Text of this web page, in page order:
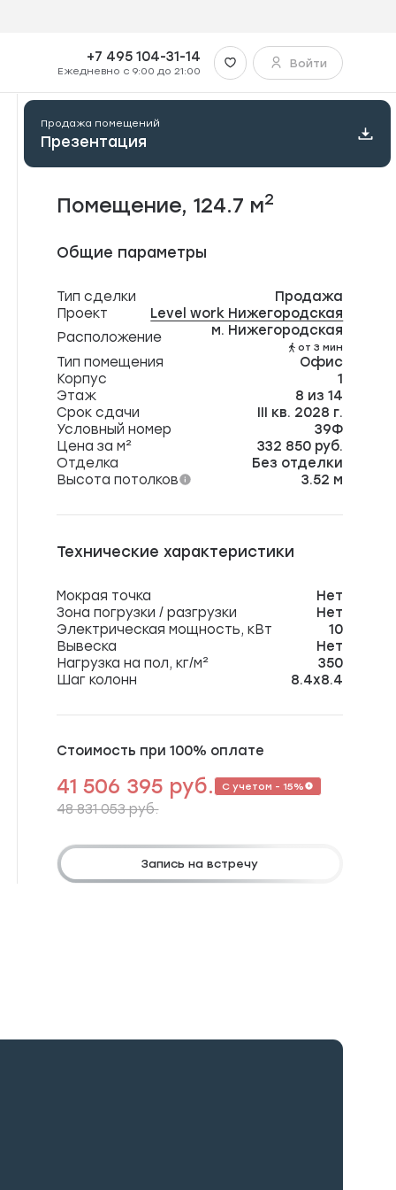
+7 495 104-31-14
Ежедневно с 9:00 до 21:00
Войти
Отправить в Telegram
Отправить в WhatsApp
Отправить на почту
Копировать ссылку
Запись на встречу
Продажа помещений
Презентация
Помещение, 124.7 м2
Общие параметры
Тип сделки
Продажа
Проект
Level work Нижегородская
Расположение
м. Нижегородская
от 3 мин
Тип помещения
Офис
Корпус
1
Этаж
8 из 14
Срок сдачи
III кв. 2028 г.
Условный номер
39Ф
Цена за м²
332 850 руб.
Отделка
Без отделки
Высота потолков
3.52 м
Технические характеристики
Мокрая точка
Нет
Зона погрузки / разгрузки
Нет
Электрическая мощность, кВт
10
Вывеска
Нет
Нагрузка на пол, кг/м²
350
Шаг колонн
8.4х8.4
Стоимость при 100% оплате
41 506 395 руб. С учетом - 15%
48 831 053 руб.
Запись на встречу